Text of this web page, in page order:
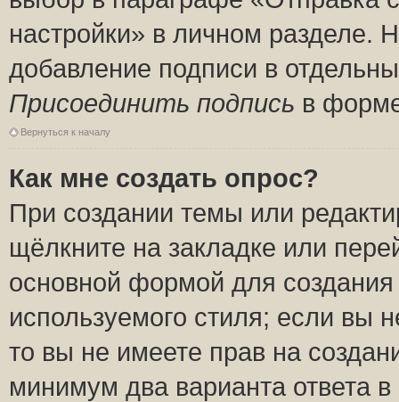
настройки» в личном разделе.
добавление подписи в
Присоединить подпись в
Вернуться к началу
Как мне создать опрос?
При создании темы или
щёлкните на закладке или
основной формой для
используемого стиля; если вы
то вы не имеете прав на
минимум два варианта ответа